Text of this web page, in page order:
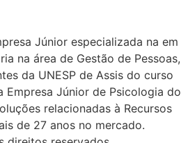
Júnior especializada na em
na área de Gestão de Pessoas,
da UNESP de Assis do curso
Empresa Júnior de Psicologia do
relacionadas à Recursos
de 27 anos no mercado.